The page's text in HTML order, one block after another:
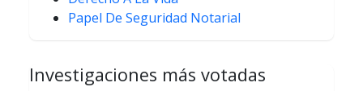
Papel De Seguridad Notarial
Investigaciones más votadas